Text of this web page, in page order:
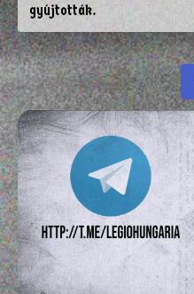
gyújtották.